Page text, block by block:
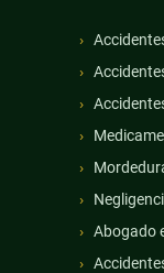
Abogado